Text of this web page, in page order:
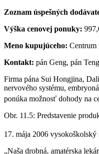
Zoznam úspešných
Výška cenovej ponuky:
Meno kupujúceho: Centrum
Kontakt: pán Geng, pán Teng
Firma pána Sui Hongjina,
nervového systému,
ponúka možnosť dohody na
Obr. 11.5: Predstavenie
17. mája 2006
„Naša drobná, amatérska